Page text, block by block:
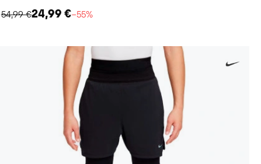
54,99 €24,99 €−55%